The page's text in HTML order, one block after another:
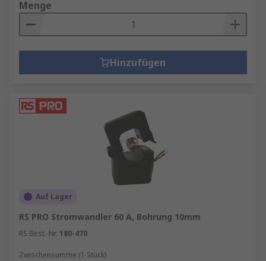
Menge
Hinzufügen
Auf Lager
RS PRO Stromwandler 60 A, Bohrung 10mm
RS Best.-Nr. 180-470
Zwischensumme (1 Stück)